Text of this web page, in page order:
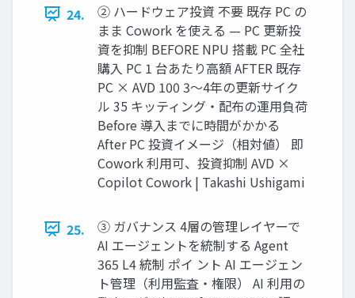
24.
② ハードウェア投資 不要 既存 PC の
まま Cowork を使える — PC 更新投
資を抑制 BEFORE NPU 搭載 PC 全社
購入 PC 1 台あたり高額 AFTER 既存
PC × AVD 100 3〜4年の更新サイク
ル 35 キッティング・配布の運用負荷
Before 導入までに時間がかかる
After PC 投資イメージ（相対値） 即
Cowork 利用可、投資抑制 AVD ×
Copilot Cowork | Takashi Ushigami
25.
③ ガバナンス 4層の管理レイヤーで
AI エージェントを統制する Agent
365 L4 統制 ポイ ント AI エージェン
ト管理（利用監査・権限） AI 利用の